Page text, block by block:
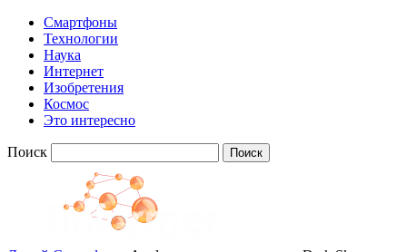
Смартфоны
Технологии
Наука
Интернет
Изобретения
Космос
Это интересно
Поиск